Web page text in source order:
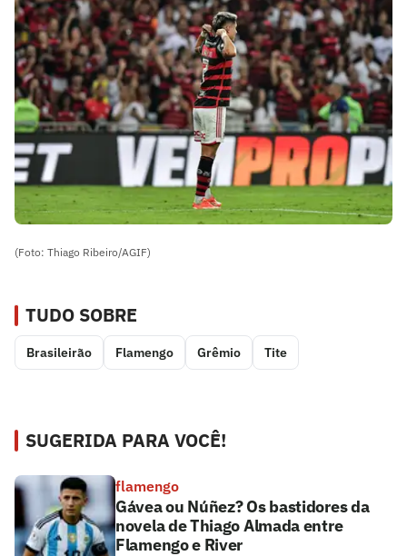
(Foto: Thiago Ribeiro/AGIF)
TUDO SOBRE
Brasileirão Flamengo Grêmio Tite
SUGERIDA PARA VOCÊ!
flamengo
Gávea ou Núñez? Os bastidores da
novela de Thiago Almada entre
Flamengo e River